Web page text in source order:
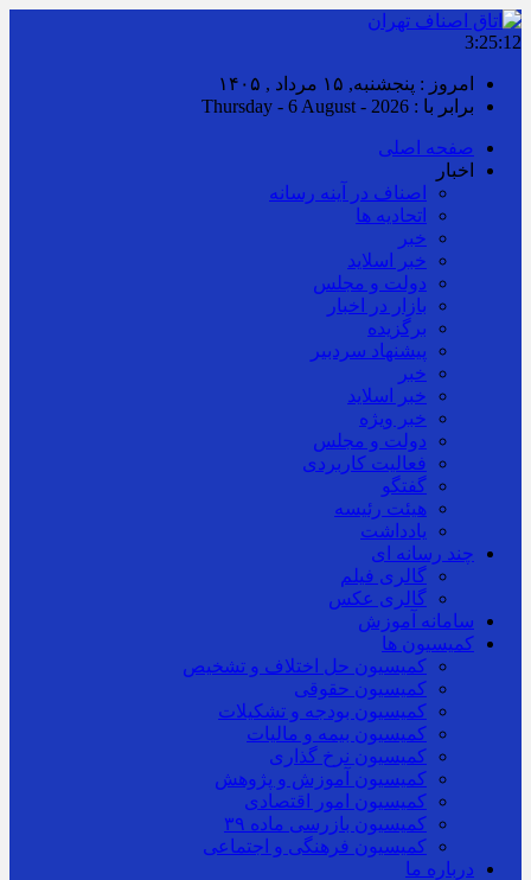
3:25:12
امروز : پنجشنبه, ۱۵ مرداد , ۱۴۰۵
برابر با : Thursday - 6 August - 2026
صفحه اصلی
اخبار
اصناف در آینه رسانه
اتحادیه ها
خبر
خبر اسلايد
دولت و مجلس
بازار در اخبار
برگزیده
پیشنهاد سردبیر
خبر
خبر اسلايد
خبر ویژه
دولت و مجلس
فعالیت کاربردی
گفتگو
هیئت رئیسه
یادداشت
چند رسانه ای
گالری فیلم
گالری عکس
سامانه آموزش
کمیسیون ها
کمیسیون حل اختلاف و تشخیص
کمیسیون حقوقی
کمیسیون بودجه و تشکیلات
کمیسیون بیمه و مالیات
کمیسیون نرخ گذاری
کمیسیون آموزش و پژوهش
کمیسیون امور اقتصادی
کمیسیون بازرسی ماده ۳۹
کمیسیون فرهنگی و اجتماعی
درباره ما